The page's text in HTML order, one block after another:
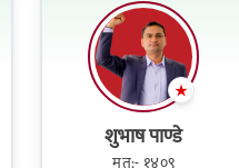
शुभाष पाण्डे